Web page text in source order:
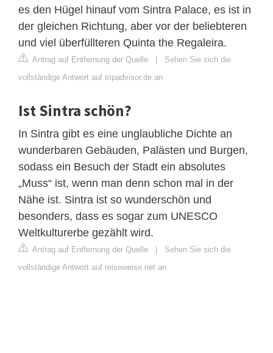
es den Hügel hinauf vom Sintra Palace, es ist in
der gleichen Richtung, aber vor der beliebteren
und viel überfüllteren Quinta the Regaleira.
Antrag auf Entfernung der Quelle | Sehen Sie sich die
vollständige Antwort auf tripadvisor.de an
Ist Sintra schön?
In Sintra gibt es eine unglaubliche Dichte an
wunderbaren Gebäuden, Palästen und Burgen,
sodass ein Besuch der Stadt ein absolutes
„Muss“ ist, wenn man denn schon mal in der
Nähe ist. Sintra ist so wunderschön und
besonders, dass es sogar zum UNESCO
Weltkulturerbe gezählt wird.
Antrag auf Entfernung der Quelle | Sehen Sie sich die
vollständige Antwort auf reiseweise.net an